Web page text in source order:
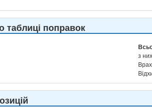
таблиці поправок
з